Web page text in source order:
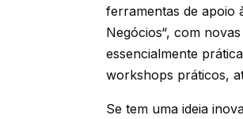
ferramentas de apoio
Negócios“, com
essencialmente
workshops práticos,
Se tem uma ideia